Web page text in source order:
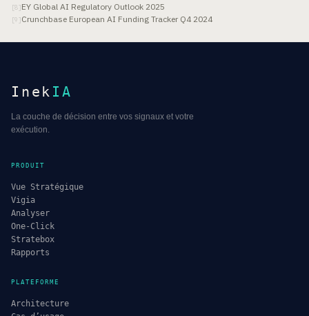
[8]EY Global AI Regulatory Outlook 2025
[9 ]Crunchbase European AI Funding Tracker Q4 2024
Inek IA
La couche de décision entre vos signaux et votre
exécution.
PRODUIT
Vue Stratégique
Vigia
Analyser
One-Click
Stratebox
Rapports
PLATEFORME
Architecture